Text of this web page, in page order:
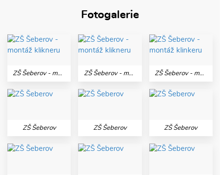
Fotogalerie
ZŠ Šeberov - montáž klikneru ZŠ Šeberov - montáž klikneru ZŠ Šeberov - montáž klinkeru
ZŠ Šeberov ZŠ Šeberov ZŠ Šeberov